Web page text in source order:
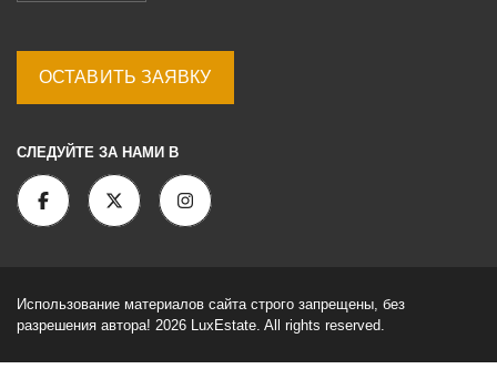
ОСТАВИТЬ ЗАЯВКУ
СЛЕДУЙТЕ ЗА НАМИ В
Использование материалов сайта строго запрещены, без
разрешения автора! 2026 LuxEstate. All rights reserved.